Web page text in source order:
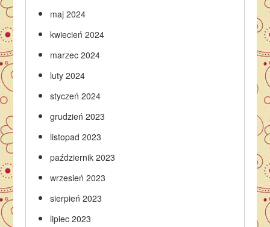
maj 2024
kwiecień 2024
marzec 2024
luty 2024
styczeń 2024
grudzień 2023
listopad 2023
październik 2023
wrzesień 2023
sierpień 2023
lipiec 2023